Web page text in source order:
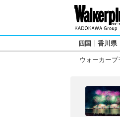
四国 香川県
ウォーカープ